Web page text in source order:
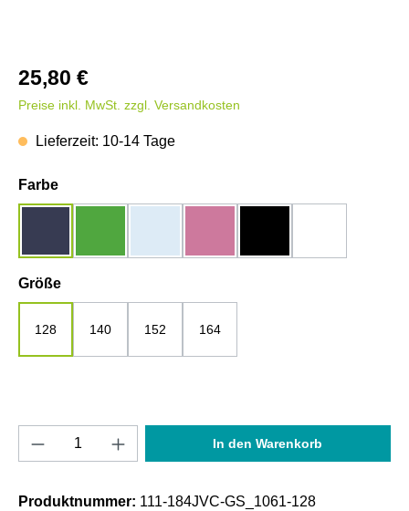
25,80 €
Preise inkl. MwSt. zzgl. Versandkosten
Lieferzeit: 10-14 Tage
Farbeauswählen
Größeauswählen
128 140 152 164
Produkt Anzahl: Gib den gewünschten
In den Warenkorb
Produktnummer: 111-184JVC-GS_1061-128